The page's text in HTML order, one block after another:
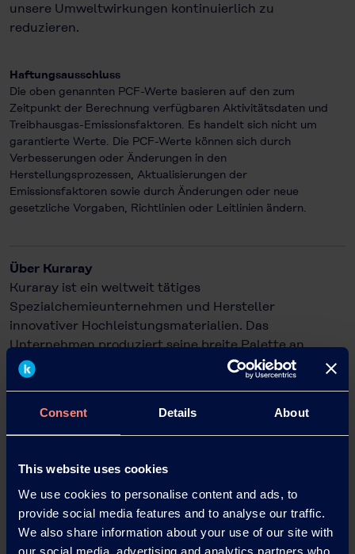
Consent Details About
This website uses cookies
We use cookies to personalise content and ads, to
provide social media features and to analyse our traffic.
We also share information about your use of our site with
our social media, advertising and analytics partners who
unsere Umweltwirkungen kontinuierlich zu
reduzieren.
Haftungsausschluss
Die oben genannten PCF-Werte basieren auf den zum
Zeitpunkt der Berechnung verfügbaren Aktivitätsdaten und
Treibhausgas-Emissionsfaktoren. Es handelt sich nicht um
garantierte Werte. Die PCF-Werte können sich durch
Verbesserungen oder Änderungen in den
Herstellungsprozessen, Aktualisierungen der
Emissionsfaktoren sowie durch Änderungen oder neue
gesetzliche Vorgaben, Richtlinien oder Leitlinien ändern.
Über Kuraray
Kuraray ist ein weltweit tätiges
Spezialchemieunternehmen und Hersteller
innovativer Hochleistungsmaterialien. Das
Unternehmen produziert seine breite Palette an
Polyvinylalkohol-Typen (PVOH/PVA) unter bekannten
Marken wie KURARAY POVAL™, EXCEVAL™, ELVANOL™
und den Vereinigten Staaten.
Das globale Produktions- und Servicenetzwerk von
hochwertige und nachhaltige PVOH-resins.
Kontakt:
Heiko Mack